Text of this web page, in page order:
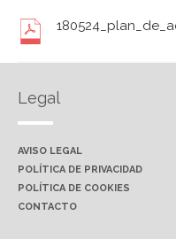
Legal
AVISO LEGAL
POLÍTICA DE PRIVACIDAD
POLÍTICA DE COOKIES
CONTACTO